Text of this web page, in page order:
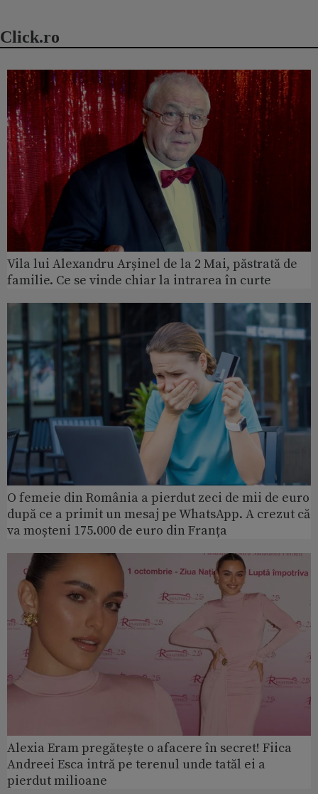
Click.ro
Vila lui Alexandru Arșinel de la 2 Mai, păstrată de
familie. Ce se vinde chiar la intrarea în curte
O femeie din România a pierdut zeci de mii de euro
după ce a primit un mesaj pe WhatsApp. A crezut că
va moșteni 175.000 de euro din Franța
Alexia Eram pregătește o afacere în secret! Fiica
Andreei Esca intră pe terenul unde tatăl ei a
pierdut milioane